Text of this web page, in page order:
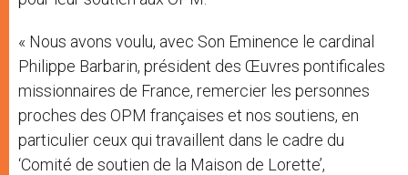
« Nous avons voulu, avec Son Eminence le cardinal
Philippe Barbarin, président des Œuvres pontificales
missionnaires de France, remercier les personnes
proches des OPM françaises et nos soutiens, en
particulier ceux qui travaillent dans le cadre du
‘Comité de soutien de la Maison de Lorette’,